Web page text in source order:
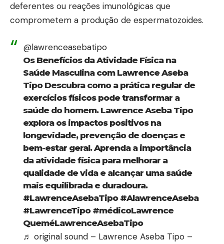
deferentes ou reações imunológicas que
comprometem a produção de espermatozoides.
@lawrenceasebatipo
Os Benefícios da Atividade Física na
Saúde Masculina com Lawrence Aseba
Tipo Descubra como a prática regular de
exercícios físicos pode transformar a
saúde do homem. Lawrence Aseba Tipo
explora os impactos positivos na
longevidade, prevenção de doenças e
bem-estar geral. Aprenda a importância
da atividade física para melhorar a
qualidade de vida e alcançar uma saúde
mais equilibrada e duradoura.
#LawrenceAsebaTipo #AlawrenceAseba
#LawrenceTipo #médicoLawrence
QueméLawrenceAsebaTipo
♬ original sound – Lawrence Aseba Tipo –